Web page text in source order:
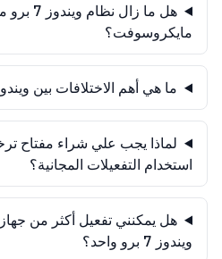
هل ما زال
مايكروسوفت؟
ما هي أهم الاختلافات بين ويندوز 7 هوم وويندوز 7
لماذا يجب علي شراء مفتاح
استخدام التفعيلات المجانية؟
هل يمكنني تفعيل أكثر من
ويندوز 7 برو واحد؟